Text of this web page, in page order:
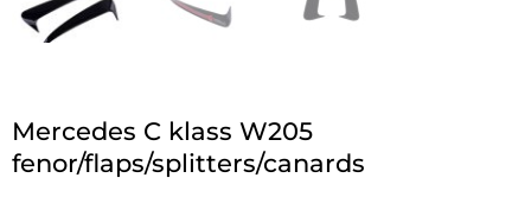
Mercedes C klass W205
fenor/flaps/splitters/canards